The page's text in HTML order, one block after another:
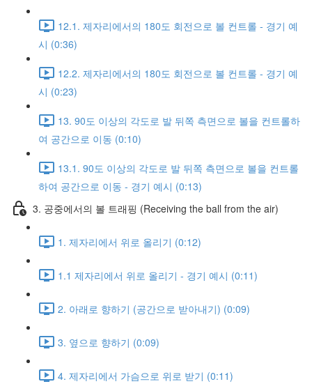
12.1. 제자리에서의 180도 회전으로 볼 컨트롤 - 경기 예
시 (0:36)
12.2. 제자리에서의 180도 회전으로 볼 컨트롤 - 경기 예
시 (0:23)
13. 90도 이상의 각도로 발 뒤쪽 측면으로 볼을 컨트롤하
여 공간으로 이동 (0:10)
13.1. 90도 이상의 각도로 발 뒤쪽 측면으로 볼을 컨트롤
하여 공간으로 이동 - 경기 예시 (0:13)
3. 공중에서의 볼 트래핑 (Receiving the ball from the air)
1. 제자리에서 위로 올리기 (0:12)
1.1 제자리에서 위로 올리기 - 경기 예시 (0:11)
2. 아래로 향하기 (공간으로 받아내기) (0:09)
3. 옆으로 향하기 (0:09)
4. 제자리에서 가슴으로 위로 받기 (0:11)